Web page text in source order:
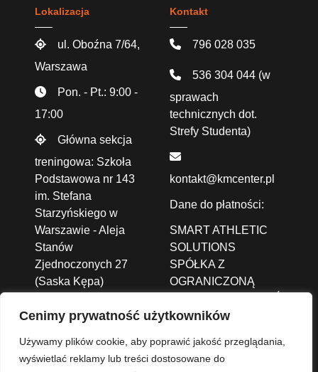
Cenimy prywatność użytkowników
Używamy plików cookie, aby poprawić jakość przeglądania,
wyświetlać reklamy lub treści dostosowane do
Lokalizacja
ul. Oboźna 7/64,
Warszawa
Pon. - Pt.: 9:00 -
17:00
Główna sekcja
treningowa: Szkoła
Podstawowa nr 143
im. Stefana
Starzyńskiego w
Warszawie - Aleja
Stanów
Zjednoczonych 27
(Saska Kępa)
Kontakt
796 028 035
536 304 044 (w
sprawach
technicznych dot.
Strefy Studenta)
kontakt@kmcenter.pl
Dane do płatności:
SMART ATHLETIC
SOLUTIONS
SPÓŁKA Z
OGRANICZONĄ
ALEJA JANA PAWŁA
II 43A /37B, 01-001
Warszawa